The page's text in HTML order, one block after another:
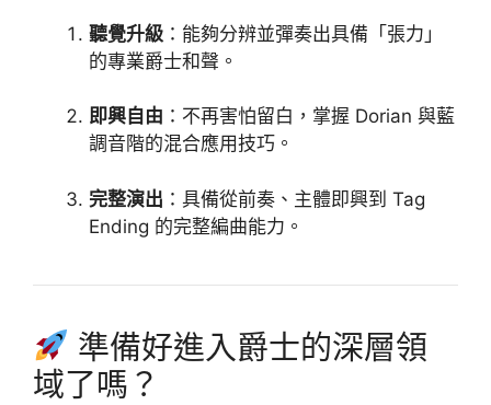
聽覺升級 ：能夠分辨並彈奏出具備「張力」
的專業爵士和聲。
即興自由 ：不再害怕留白，掌握 Dorian 與藍
調音階的混合應用技巧。
完整演出 ：具備從前奏、主體即興到 Tag
Ending 的完整編曲能力。
準備好進入爵士的深層領
域了嗎？